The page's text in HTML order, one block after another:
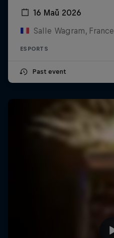
16 Май 2026
Salle Wagram, France
ESPORTS
Past event